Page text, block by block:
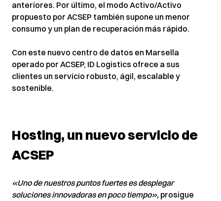
anteriores. Por último, el modo Activo/Activo
propuesto por ACSEP también supone un menor
consumo y un plan de recuperación más rápido.
Con este nuevo centro de datos en Marsella
operado por ACSEP, ID Logistics ofrece a sus
clientes un servicio robusto, ágil, escalable y
sostenible.
Hosting, un nuevo servicio de
ACSEP
«Uno de nuestros puntos fuertes es desplegar
soluciones innovadoras en poco tiempo», prosigue